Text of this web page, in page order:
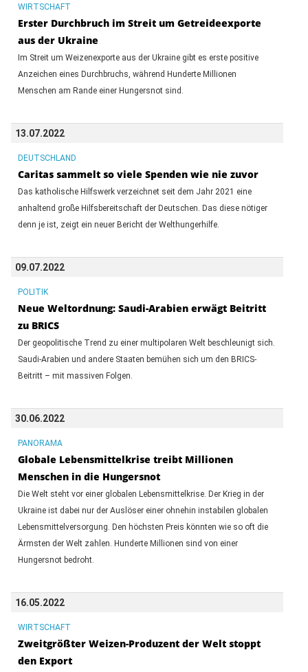
WIRTSCHAFT
Erster Durchbruch im Streit um Getreideexporte
aus der Ukraine
Im Streit um Weizenexporte aus der Ukraine gibt es erste positive
Anzeichen eines Durchbruchs, während Hunderte Millionen
Menschen am Rande einer Hungersnot sind.
13.07.2022
DEUTSCHLAND
Caritas sammelt so viele Spenden wie nie zuvor
Das katholische Hilfswerk verzeichnet seit dem Jahr 2021 eine
anhaltend große Hilfsbereitschaft der Deutschen. Das diese nötiger
denn je ist, zeigt ein neuer Bericht der Welthungerhilfe.
09.07.2022
POLITIK
Neue Weltordnung: Saudi-Arabien erwägt Beitritt
zu BRICS
Der geopolitische Trend zu einer multipolaren Welt beschleunigt sich.
Saudi-Arabien und andere Staaten bemühen sich um den BRICS-
Beitritt – mit massiven Folgen.
30.06.2022
PANORAMA
Globale Lebensmittelkrise treibt Millionen
Menschen in die Hungersnot
Die Welt steht vor einer globalen Lebensmittelkrise. Der Krieg in der
Ukraine ist dabei nur der Auslöser einer ohnehin instabilen globalen
Lebensmittelversorgung. Den höchsten Preis könnten wie so oft die
Ärmsten der Welt zahlen. Hunderte Millionen sind von einer
Hungersnot bedroht.
16.05.2022
WIRTSCHAFT
Zweitgrößter Weizen-Produzent der Welt stoppt
den Export